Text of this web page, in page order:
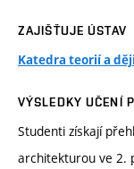
ZAJIŠŤUJE ÚSTAV
Katedra teorií a
VÝSLEDKY UČENÍ
Studenti získají
architekturou ve 2.